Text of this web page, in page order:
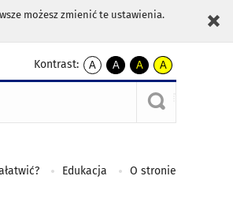
możesz zmienić te ustawienia.
Kontrast:
A
kontrast
A
kontrast
czarnym
A
kontrast
żółty
tekst
czarnym
A
kontrast
czarny
tekst
żółtym
Edukacja O stronie